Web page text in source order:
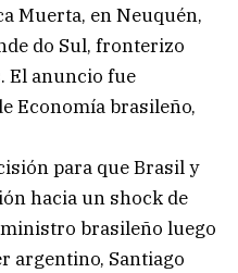
Muerta, en Neuquén,
do Sul, fronterizo
El anuncio fue
Economía brasileño,
para que Brasil y
hacia un shock de
brasileño luego
argentino, Santiago